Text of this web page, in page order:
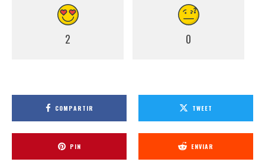
2 0
COMPARTIR TWEET
PIN ENVIAR